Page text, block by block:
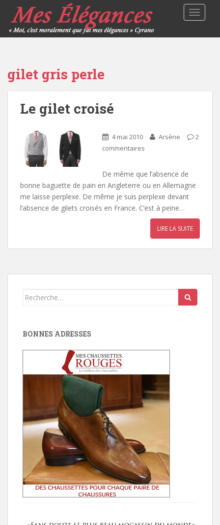
gilet gris perle
Le gilet croisé
4 mai 2010 Arsène
2
commentaires
De même que l’absence de
bonne baguette de pain en Angleterre ou en Allemagne
me laisse perplexe. De même je suis perplexe devant
l’absence de gilets croisés en France. C’est à peine…
LIRE LA SUITE
Search
BONNES ADRESSES